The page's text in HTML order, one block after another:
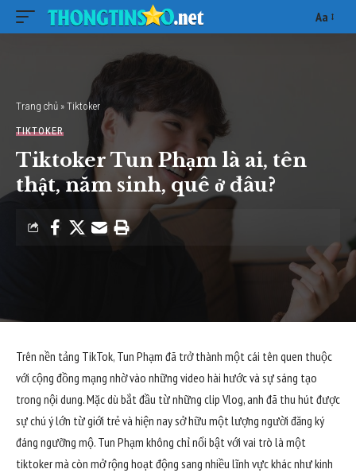
Font
Aa
Trang chủ » Tiktoker
TIKTOKER
Tiktoker Tun Phạm là ai, tên
thật, năm sinh, quê ở đâu?
Trên nền tảng TikTok, Tun Phạm đã trở thành một cái tên quen thuộc
với cộng đồng mạng nhờ vào những video hài hước và sự sáng tạo
trong nội dung. Mặc dù bắt đầu từ những clip Vlog, anh đã thu hút được
sự chú ý lớn từ giới trẻ và hiện nay sở hữu một lượng người đăng ký
đáng ngưỡng mộ. Tun Phạm không chỉ nổi bật với vai trò là một
tiktoker mà còn mở rộng hoạt động sang nhiều lĩnh vực khác như kinh